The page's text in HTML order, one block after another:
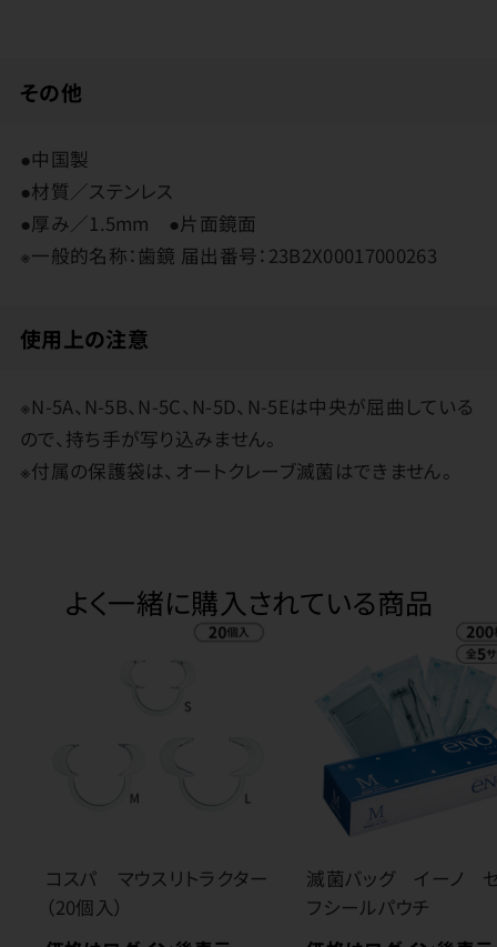
その他
●中国製
●材質／ステンレス
●厚み／1.5mm ●片面鏡面
※一般的名称：歯鏡 届出番号：23B2X00017000263
使用上の注意
※N-5A、N-5B、N-5C、N-5D、N-5Eは中央が屈曲している
ので、持ち手が写り込みません。
※付属の保護袋は、オートクレーブ滅菌はできません。
よく一緒に購入されている商品
コスパ マウスリトラクター
（20個入）
滅菌バッグ イーノ
フシールパウチ